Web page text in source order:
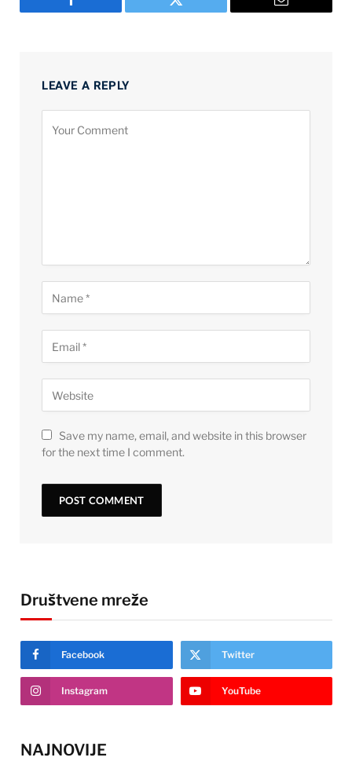
Facebook Twitter Email
LEAVE A REPLY
Save my name, email, and website in this browser
for the next time I comment.
Društvene mreže
Facebook Twitter
Instagram YouTube
NAJNOVIJE